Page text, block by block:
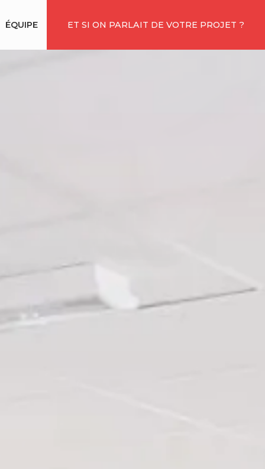
ÉQUIPE ET SI ON PARLAIT DE VOTRE PROJET ?